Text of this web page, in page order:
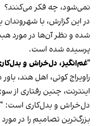
نمی‌شود، چه فکر می‌کنند؟
در این گزارش، با
شده و نظر آن‌ها در مورد
پرسیده شده است.
"غم‌انگیز، دل‌خراش و
راویراج کوتی، اهل هند،
اینترنت، چنین رفتاری از
دل‌خراش و بدل‌کاری است:
بزرگ‌ترین تصامیم را در